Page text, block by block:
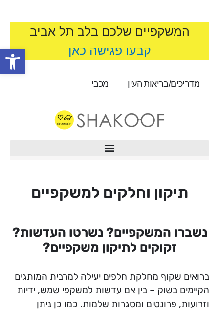
פתח
המשקפיים שלכם בלב תל אביב
קבעו פגישה כאן
מדריכים/בריאות העין מכבי
תיקון וחלקים למשקפיים
נשברו המשקפיים? נשרטו העדשות?
זקוקים לתיקון משקפיים?
ברואים שקוף מחלקת חלפים יעילה למרבית המותגים
הקיימים בשוק – בין אם עדשות למשקפי שמש, ידיות
וזרועות, פרונטים ומסגרות שלמות. כמו כן ניתן